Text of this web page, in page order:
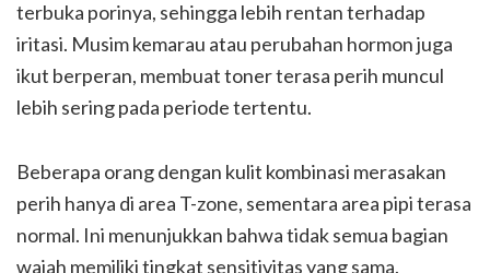
terbuka porinya, sehingga lebih rentan terhadap
iritasi. Musim kemarau atau perubahan hormon juga
ikut berperan, membuat toner terasa perih muncul
lebih sering pada periode tertentu.
Beberapa orang dengan kulit kombinasi merasakan
perih hanya di area T-zone, sementara area pipi terasa
normal. Ini menunjukkan bahwa tidak semua bagian
wajah memiliki tingkat sensitivitas yang sama.